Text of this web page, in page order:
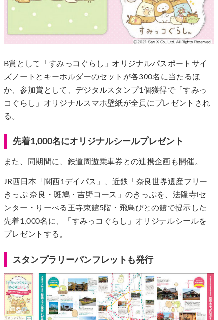
B賞として「すみっコぐらし」オリジナルパスポートサイ
ズノートとキーホルダーのセットが各300名に当たるほ
か、参加賞として、デジタルスタンプ1個獲得で「すみっ
コぐらし」オリジナルスマホ壁紙が全員にプレゼントされ
る。
先着1,000名にオリジナルシールプレゼント
また、同期間に、鉄道周遊乗車券との連携企画も開催。
JR西日本「関西1デイパス」、近鉄「奈良世界遺産フリー
きっぷ 奈良・斑鳩・吉野コース」のきっぷを、法隆寺iセ
ンター・りーべる王寺東館5階・飛鳥びとの館で提示した
先着1,000名に、「すみっコぐらし」オリジナルシールを
プレゼントする。
スタンプラリーパンフレットも発行